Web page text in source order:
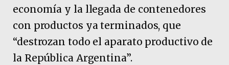
economía y la llegada de contenedores
con productos ya terminados, que
“destrozan todo el aparato productivo de
la República Argentina”.